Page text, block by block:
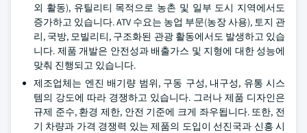
외 활동), 유틸리티 목적으로 농촌 및 일부 도시 지역에서도
증가하고 있습니다. ATV 수요는 농업 부문(농장 사용), 토지 관
리, 국방, 모빌리티, 구조화된 관광 활동에서도 발생하고 있습
니다. 제품 개발은 안전성과 배출가스 및 지형에 대한 성능에
맞춰 진행되고 있습니다.
제조업체는 엔진 배기량 범위, 구동 구성, 내구성, 유통 시스
템의 강도에 따라 경쟁하고 있습니다. 그러나 제품 디자인은
규제 준수, 환경 제한, 안전 기준에 크게 좌우됩니다. 또한, 전
기 차량과 가격 경쟁력 있는 제품의 도입이 선진국과 신흥 시